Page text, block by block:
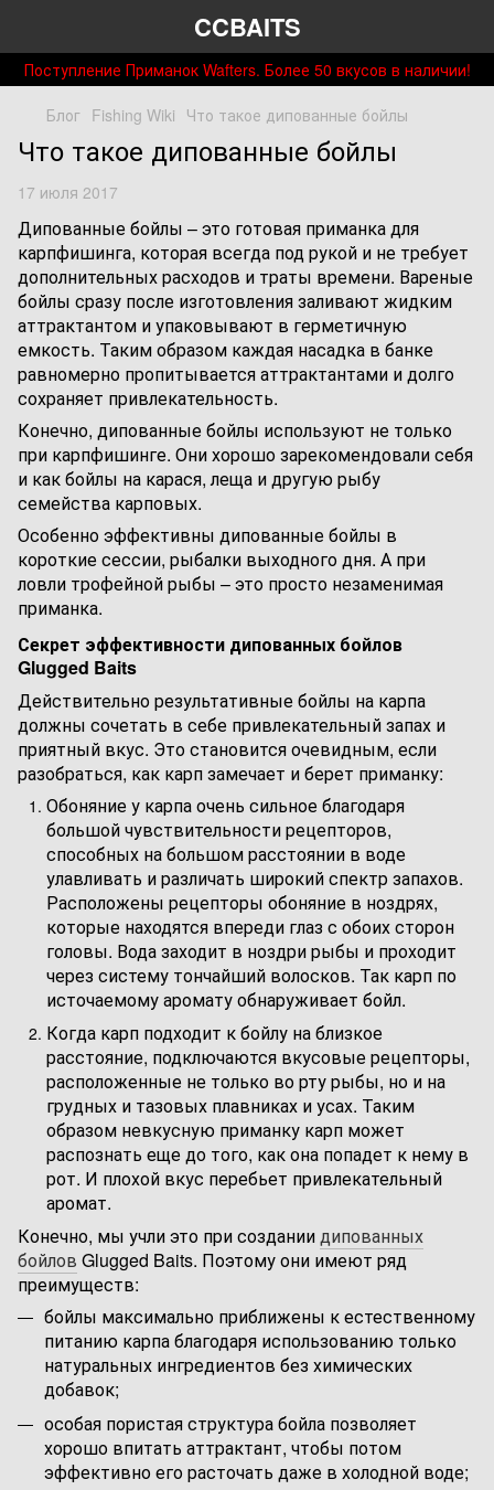
CCBAITS
Поступление Приманок Wafters. Более 50 вкусов в наличии!
Блог Fishing Wiki Что такое дипованные бойлы
Что такое дипованные бойлы
17 июля 2017
Дипованные бойлы – это готовая приманка для
карпфишинга, которая всегда под рукой и не требует
дополнительных расходов и траты времени. Вареные
бойлы сразу после изготовления заливают жидким
аттрактантом и упаковывают в герметичную
емкость. Таким образом каждая насадка в банке
равномерно пропитывается аттрактантами и долго
сохраняет привлекательность.
Конечно, дипованные бойлы используют не только
при карпфишинге. Они хорошо зарекомендовали себя
и как бойлы на карася, леща и другую рыбу
семейства карповых.
Особенно эффективны дипованные бойлы в
короткие сессии, рыбалки выходного дня. А при
ловли трофейной рыбы – это просто незаменимая
приманка.
Секрет эффективности дипованных бойлов
Glugged Baits
Действительно результативные бойлы на карпа
должны сочетать в себе привлекательный запах и
приятный вкус. Это становится очевидным, если
разобраться, как карп замечает и берет приманку:
Обоняние у карпа очень сильное благодаря
большой чувствительности рецепторов,
способных на большом расстоянии в воде
улавливать и различать широкий спектр запахов.
Расположены рецепторы обоняние в ноздрях,
которые находятся впереди глаз с обоих сторон
головы. Вода заходит в ноздри рыбы и проходит
через систему тончайший волосков. Так карп по
источаемому аромату обнаруживает бойл.
Когда карп подходит к бойлу на близкое
расстояние, подключаются вкусовые рецепторы,
расположенные не только во рту рыбы, но и на
грудных и тазовых плавниках и усах. Таким
образом невкусную приманку карп может
распознать еще до того, как она попадет к нему в
рот. И плохой вкус перебьет привлекательный
аромат.
Конечно, мы учли это при созданиидипованных
бойлов Glugged Baits. Поэтому они имеют ряд
преимуществ:
бойлы максимально приближены к естественному
питанию карпа благодаря использованию только
натуральных ингредиентов без химических
добавок;
особая пористая структура бойла позволяет
хорошо впитать аттрактант, чтобы потом
эффективно его расточать даже в холодной воде;